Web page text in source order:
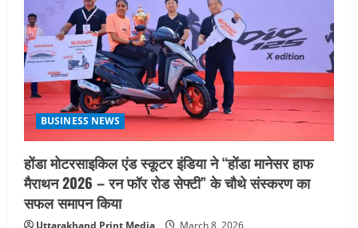
a
t
i
o
n
BUSINESS NEWS
होंडा मोटरसाइकिल एंड स्कूटर इंडिया ने “होंडा मानेसर हाफ
मैराथन 2026 – रन फॉर रोड सेफ्टी” के चौथे संस्करण का
सफल समापन किया